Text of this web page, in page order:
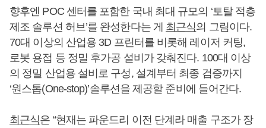
향후엔 POC 센터를 포함한 국내 최대 규모의 ‘토탈 적층
제조 솔루션 허브’를 완성한다는 게 최근식의 그림이다.
70대 이상의 산업용 3D 프린터를 비롯해 레이저 커팅,
로봇 용접 등 정밀 후가공 설비가 갖춰진다. 100대 이상
의 정밀 산업용 설비로 구성, 설계부터 최종 검증까지
‘원스톱(One-stop)’솔루션을 제공할 준비에 들어간다.
최근식은 “현재는 파운드리 이전 단계라 매출 구조가 장